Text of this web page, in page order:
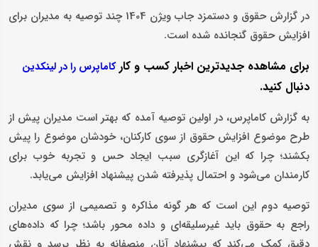
در گزارش حقوق و دستمزد جاب ویژن 1404 چند توصیه‌ به مدیران برای
افزایش حقوق گنجانده شده است.
برای مشاهده جدیدترین اخبار کسب و کارکاماپرس را در لینکدین
دنبال کنید.
به گزارش کاماپرس، در اولین توصیه آمده که بهتر است مدیران پیش از
طرح موضوع افزایش حقوق از سوی کارکنان، خودشان موضوع را پیش
بکشند؛ چرا که این آغازگری سبب ایجاد حس و تجربه خوب برای
کارمندان می‌شود و احتمال پذیرفته شدن پیشنهاد افزایش می‌یابد.
توصیه دوم این است که هر گونه مذاکره و تصمیمی از سوی مدیران
راجع به حقوق باید غیرسلیقه‌ای و داده محور باشد؛ چرا که داده‌های